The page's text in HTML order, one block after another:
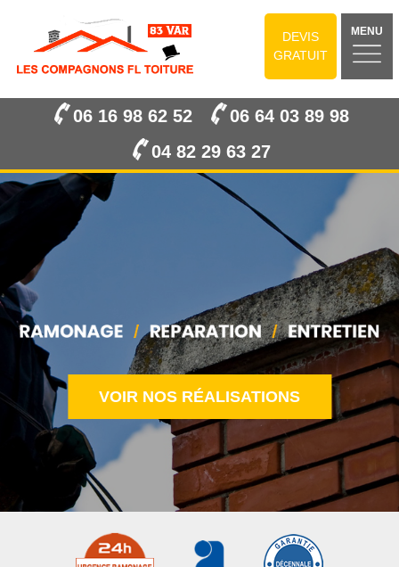
DEVIS
GRATUIT
MENU
06 16 98 62 52
06 64 03 89 98
04 82 29 63 27
VOIR NOS RÉALISATIONS